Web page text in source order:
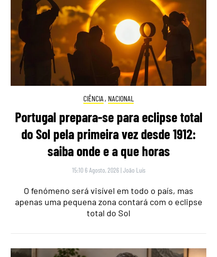
CIÊNCIA , NACIONAL
Portugal prepara-se para eclipse total
do Sol pela primeira vez desde 1912:
saiba onde e a que horas
15:10 6 Agosto, 2026 |João Luís
O fenómeno será visível em todo o país, mas
apenas uma pequena zona contará com o eclipse
total do Sol